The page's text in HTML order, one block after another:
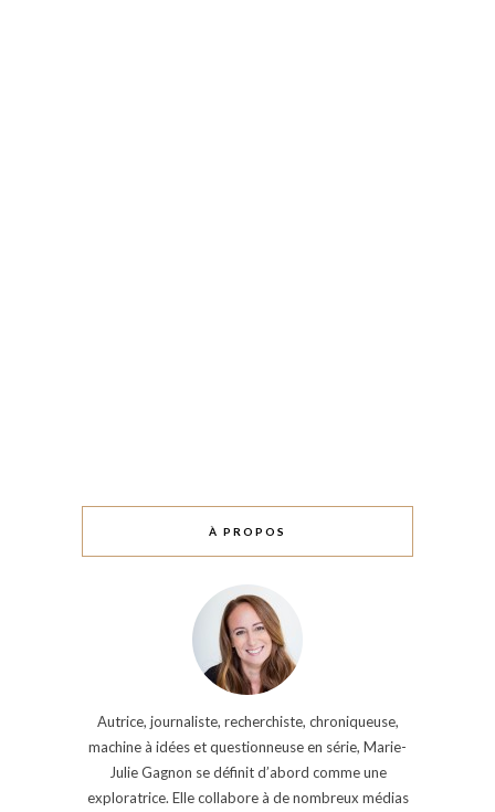
À PROPOS
Autrice, journaliste, recherchiste, chroniqueuse,
machine à idées et questionneuse en série, Marie-
Julie Gagnon se définit d’abord comme une
exploratrice. Elle collabore à de nombreux médias